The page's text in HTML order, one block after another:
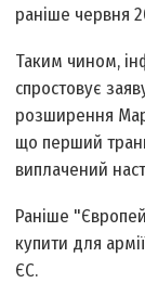
раніше червня
Таким чином,
спростовує
розширення
що перший
виплачений
Раніше
купити для
ЄС.